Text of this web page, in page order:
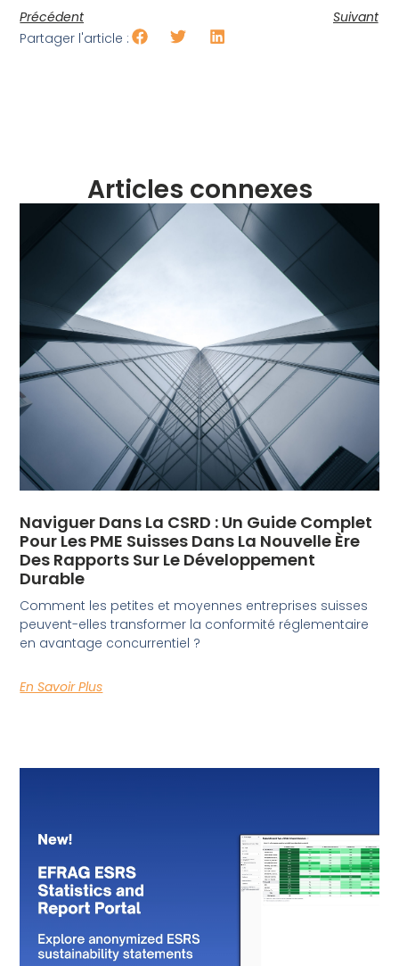
Précédent
Suivant
Partager l'article :
Articles connexes
Naviguer Dans La CSRD : Un Guide Complet
Pour Les PME Suisses Dans La Nouvelle Ère
Des Rapports Sur Le Développement
Durable
Comment les petites et moyennes entreprises suisses
peuvent-elles transformer la conformité réglementaire
en avantage concurrentiel ?
En Savoir Plus